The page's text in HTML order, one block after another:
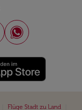
Flüge Stadt zu Land